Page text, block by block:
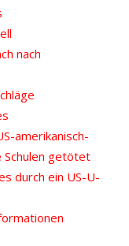
nach
amerikanisch-
Schulen getötet
durch ein US-U-